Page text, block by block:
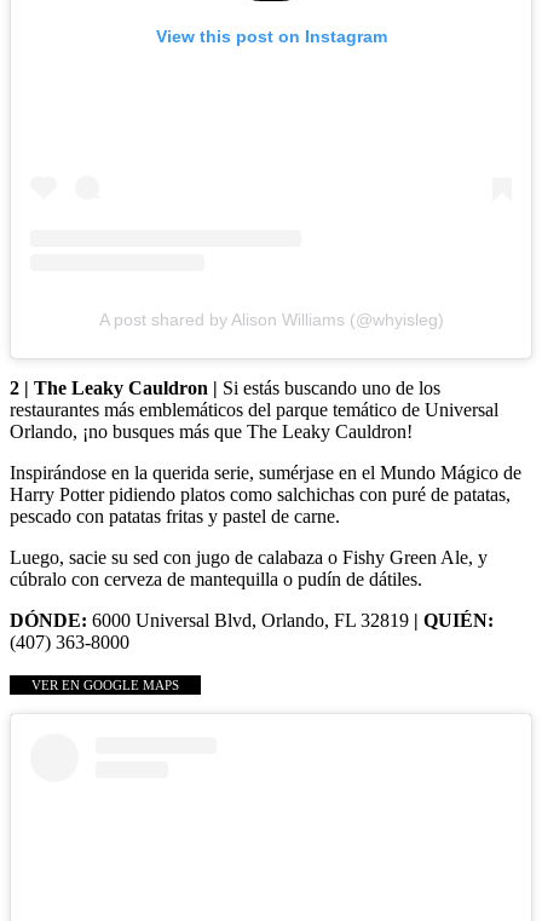
View this post on Instagram
A post shared by Alison Williams (@whyisleg)
2 | The Leaky Cauldron | Si estás buscando uno de los
restaurantes más emblemáticos del parque temático de Universal
Orlando, ¡no busques más que The Leaky Cauldron!
Inspirándose en la querida serie, sumérjase en el Mundo Mágico de
Harry Potter pidiendo platos como salchichas con puré de patatas,
pescado con patatas fritas y pastel de carne.
Luego, sacie su sed con jugo de calabaza o Fishy Green Ale, y
cúbralo con cerveza de mantequilla o pudín de dátiles.
DÓNDE: 6000 Universal Blvd, Orlando, FL 32819 | QUIÉN:
(407) 363-8000
VER EN GOOGLE MAPS